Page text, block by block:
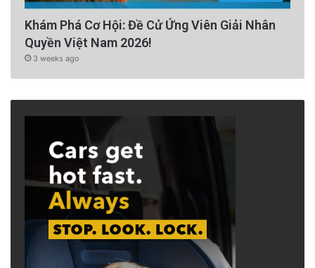
Khám Phá Cơ Hội: Đề Cử Ứng Viên Giải Nhân
Quyền Việt Nam 2026!
3 weeks ago